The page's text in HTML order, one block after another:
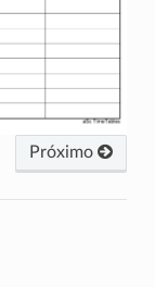
Próximo